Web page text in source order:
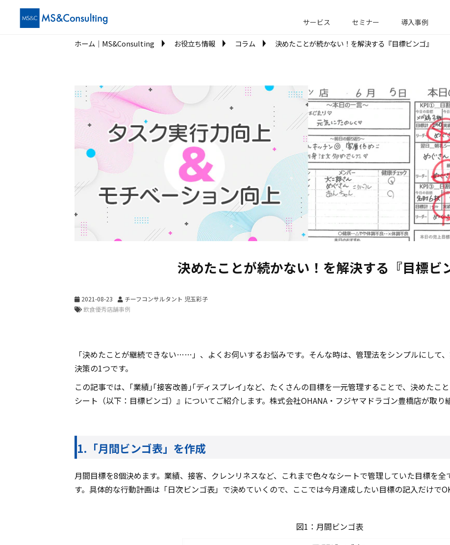
サービス セミナー 導入事例
ホーム│MS&Consulting お役立ち情報 コラム 決めたことが続かない！を解決する『目標ビンゴ』
決めたことが続かない！を解決する『目標ビ
2021-08-23 チーフコンサルタント 児玉彩子
「決めたことが継続できない……」、よくお伺いするお悩みです。そんな時は、管理法をシンプルにして
決策の1つです。
この記事では、｢業績｣｢接客改善｣｢ディスプレイ｣など、たくさんの目標を一元管理することで、決めたこ
シート（以下：目標ビンゴ）』についてご紹介します。株式会社OHANA・フジヤマドラゴン豊橋店が取り
1.「月間ビンゴ表」を作成
月間目標を8個決めます。業績、接客、クレンリネスなど、これまで色々なシートで管理していた目標を
す。具体的な行動計画は「日次ビンゴ表」で決めていくので、ここでは今月達成したい目標の記入だけで
図1：月間ビンゴ表